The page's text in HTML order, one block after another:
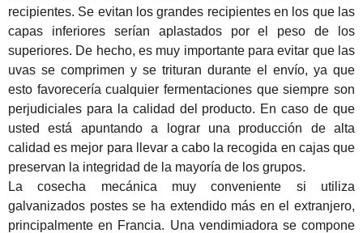
recipientes. Se evitan los grandes recipientes en los que las
capas inferiores serían aplastados por el peso de los
superiores. De hecho, es muy importante para evitar que las
uvas se comprimen y se trituran durante el envío, ya que
esto favorecería cualquier fermentaciones que siempre son
perjudiciales para la calidad del producto. En caso de que
usted está apuntando a lograr una producción de alta
calidad es mejor para llevar a cabo la recogida en cajas que
preservan la integridad de la mayoría de los grupos.
La cosecha mecánica muy conveniente
si utiliza
galvanizados postesse ha extendido más en el extranjero,
principalmente en Francia. Una vendimiadora se compone